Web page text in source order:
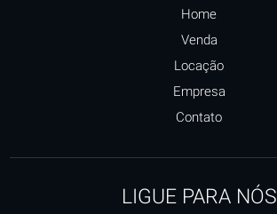
Home
Venda
Locação
Empresa
Contato
LIGUE PARA NÓS